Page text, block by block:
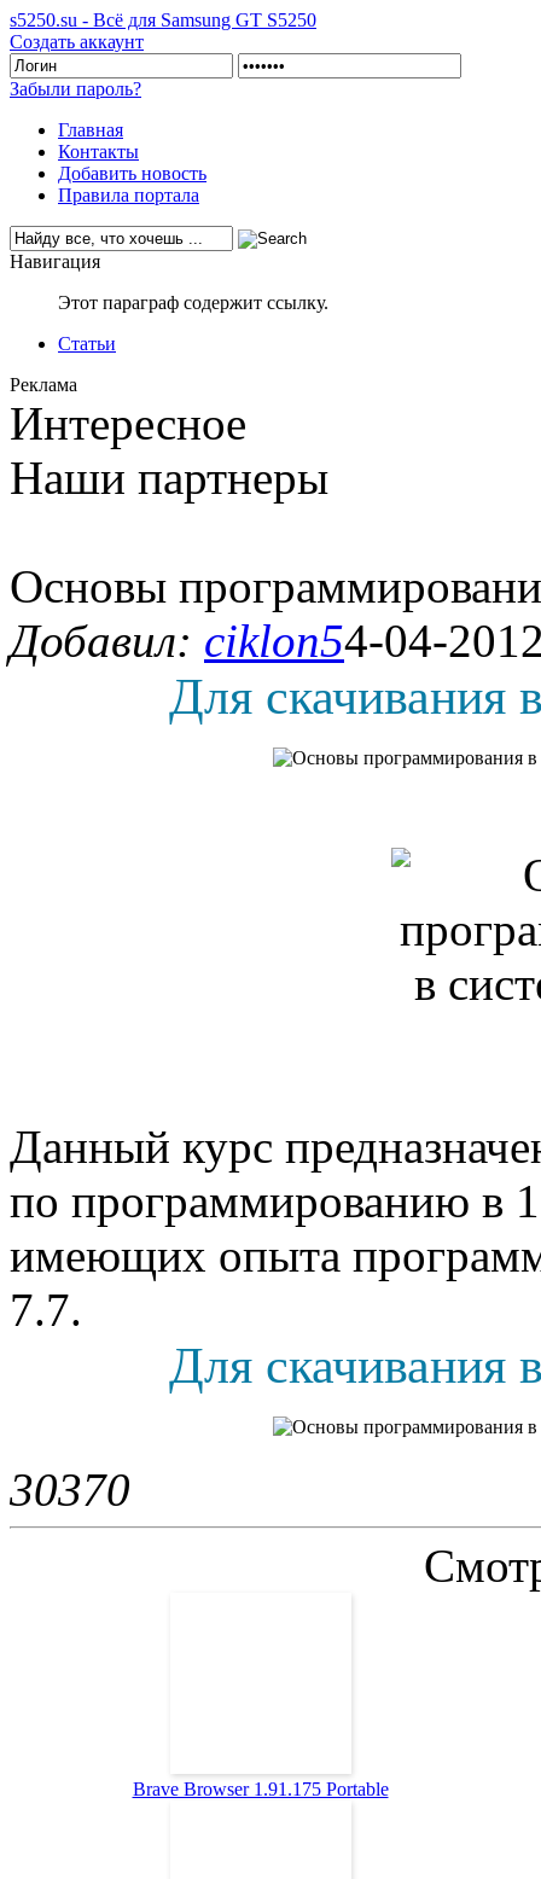
s5250.su - Всё для Samsung GT S5250
Создать аккаунт
Забыли пароль?
Главная
Контакты
Добавить новость
Правила портала
Навигация
Этот параграф содержит ссылку.
Статьи
Реклама
Интересное
Наши партнеры
Основы
Добавил: ciklon54-04-
Для скачивания
Данный курс
по программированию в
имеющих опыта
7.7.
Для скачивания
30370
Brave Browser 1.91.175 Portable